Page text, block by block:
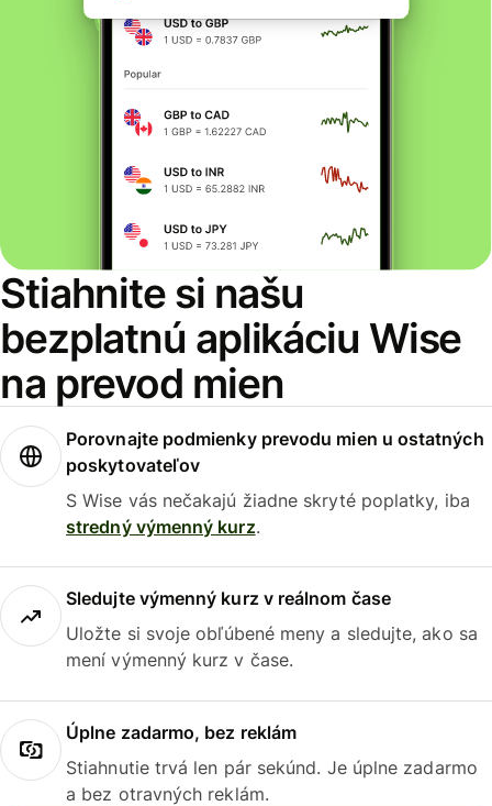
Stiahnite si našu
bezplatnú aplikáciu Wise
na prevod mien
Porovnajte podmienky prevodu mien u ostatných
poskytovateľov
S Wise vás nečakajú žiadne skryté poplatky, iba
stredný výmenný kurz.
Sledujte výmenný kurz v reálnom čase
Uložte si svoje obľúbené meny a sledujte, ako sa
mení výmenný kurz v čase.
Úplne zadarmo, bez reklám
Stiahnutie trvá len pár sekúnd. Je úplne zadarmo
a bez otravných reklám.